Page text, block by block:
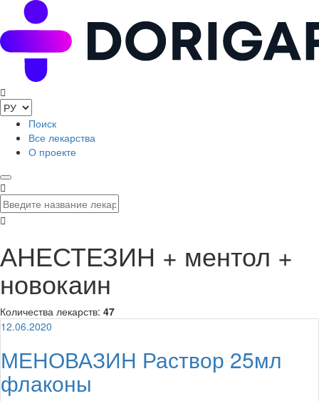
Поиск
Все лекарства
О проекте
АНЕСТЕЗИН + ментол +
новокаин
Количества лекарств: 47
12.06.2020
МЕНОВАЗИН Раствор 25мл
флаконы